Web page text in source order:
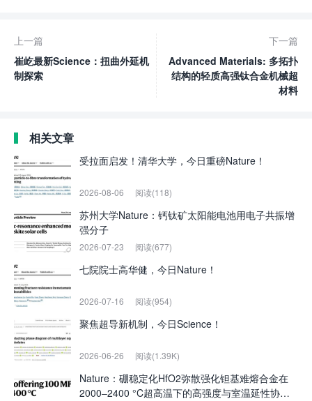
上一篇
崔屹最新Science：扭曲外延机
制探索
下一篇
Advanced Materials: 多拓扑
结构的轻质高强钛合金机械超
材料
相关文章
受拉面启发！清华大学，今日重磅Nature！
2026-08-06 阅读(118)
苏州大学Nature：钙钛矿太阳能电池用电子共振增
强分子
2026-07-23 阅读(677)
七院院士高华健，今日Nature！
2026-07-16 阅读(954)
聚焦超导新机制，今日Science！
2026-06-26 阅读(1.39K)
Nature：硼稳定化HfO2弥散强化钽基难熔合金在
2000–2400 °C超高温下的高强度与室温延性协同